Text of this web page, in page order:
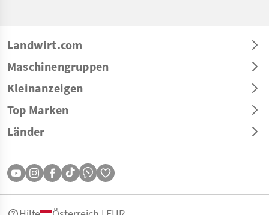
Landwirt.com
Maschinengruppen
Kleinanzeigen
Top Marken
Länder